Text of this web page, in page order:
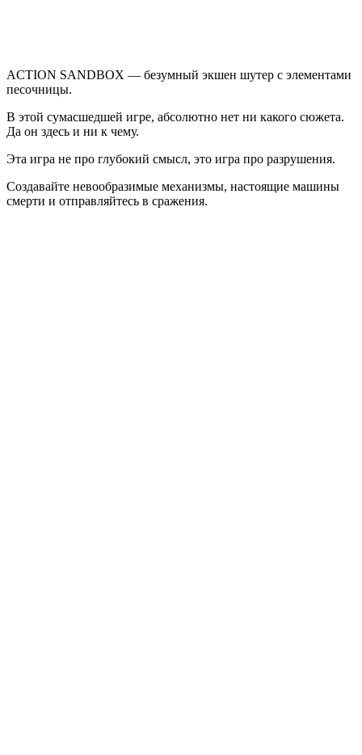
ACTION SANDBOX — безумный экшен шутер с элементами
песочницы.
В этой сумасшедшей игре, абсолютно нет ни какого сюжета.
Да он здесь и ни к чему.
Эта игра не про глубокий смысл, это игра про разрушения.
Создавайте невообразимые механизмы, настоящие машины
смерти и отправляйтесь в сражения.